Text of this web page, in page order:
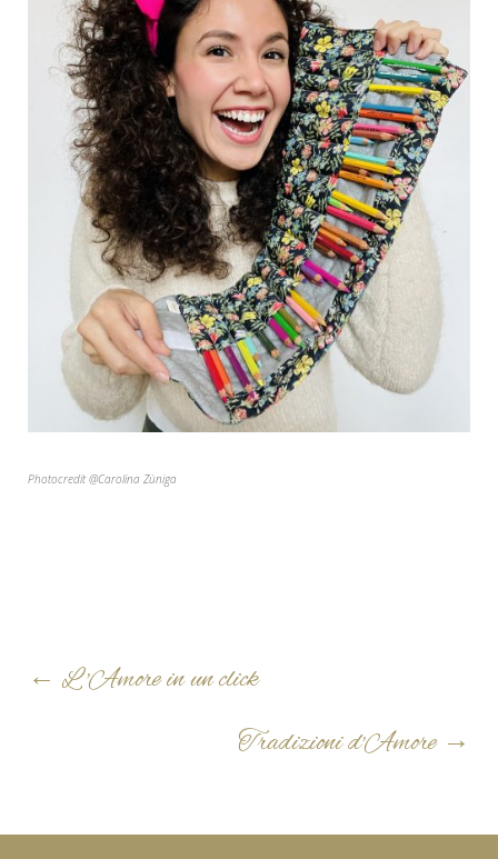
Photocredit @Carolina Zùniga
← L 'Amore in un click
Tradizioni d'Amore→